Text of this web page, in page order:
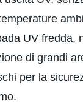
UV fredda,
di grandi
per la